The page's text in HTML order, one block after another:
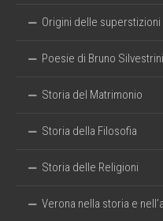
Origini delle superstizioni
Poesie di Bruno Silvestrini
Storia del Matrimonio
Storia della Filosofia
Storia delle Religioni
Verona nella storia e